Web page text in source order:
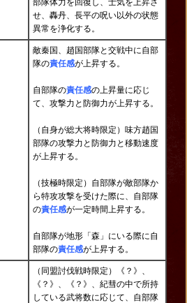
部隊体力を回復し、士気を上昇さ
せ、轟丹、長平の呪い以外の状態
異常を浄化する。
敵秦国、趙国部隊と交戦中に自部
隊の責任感が上昇する。
自部隊の責任感の上昇量に応じ
て、攻撃力と防御力が上昇する。
（自身が総大将時限定）味方趙国
部隊の攻撃力と防御力と移動速度
が上昇する。
（技極時限定）自部隊が敵部隊か
ら特攻攻撃を受けた際に、自部隊
の責任感が一定時間上昇する。
自部隊が地形「森」にいる際に自
部隊の責任感が上昇する。
（同盟討伐戦時限定）《？》、
《？》、《？》、紀彗の中で所持
している武将数に応じて、自部隊